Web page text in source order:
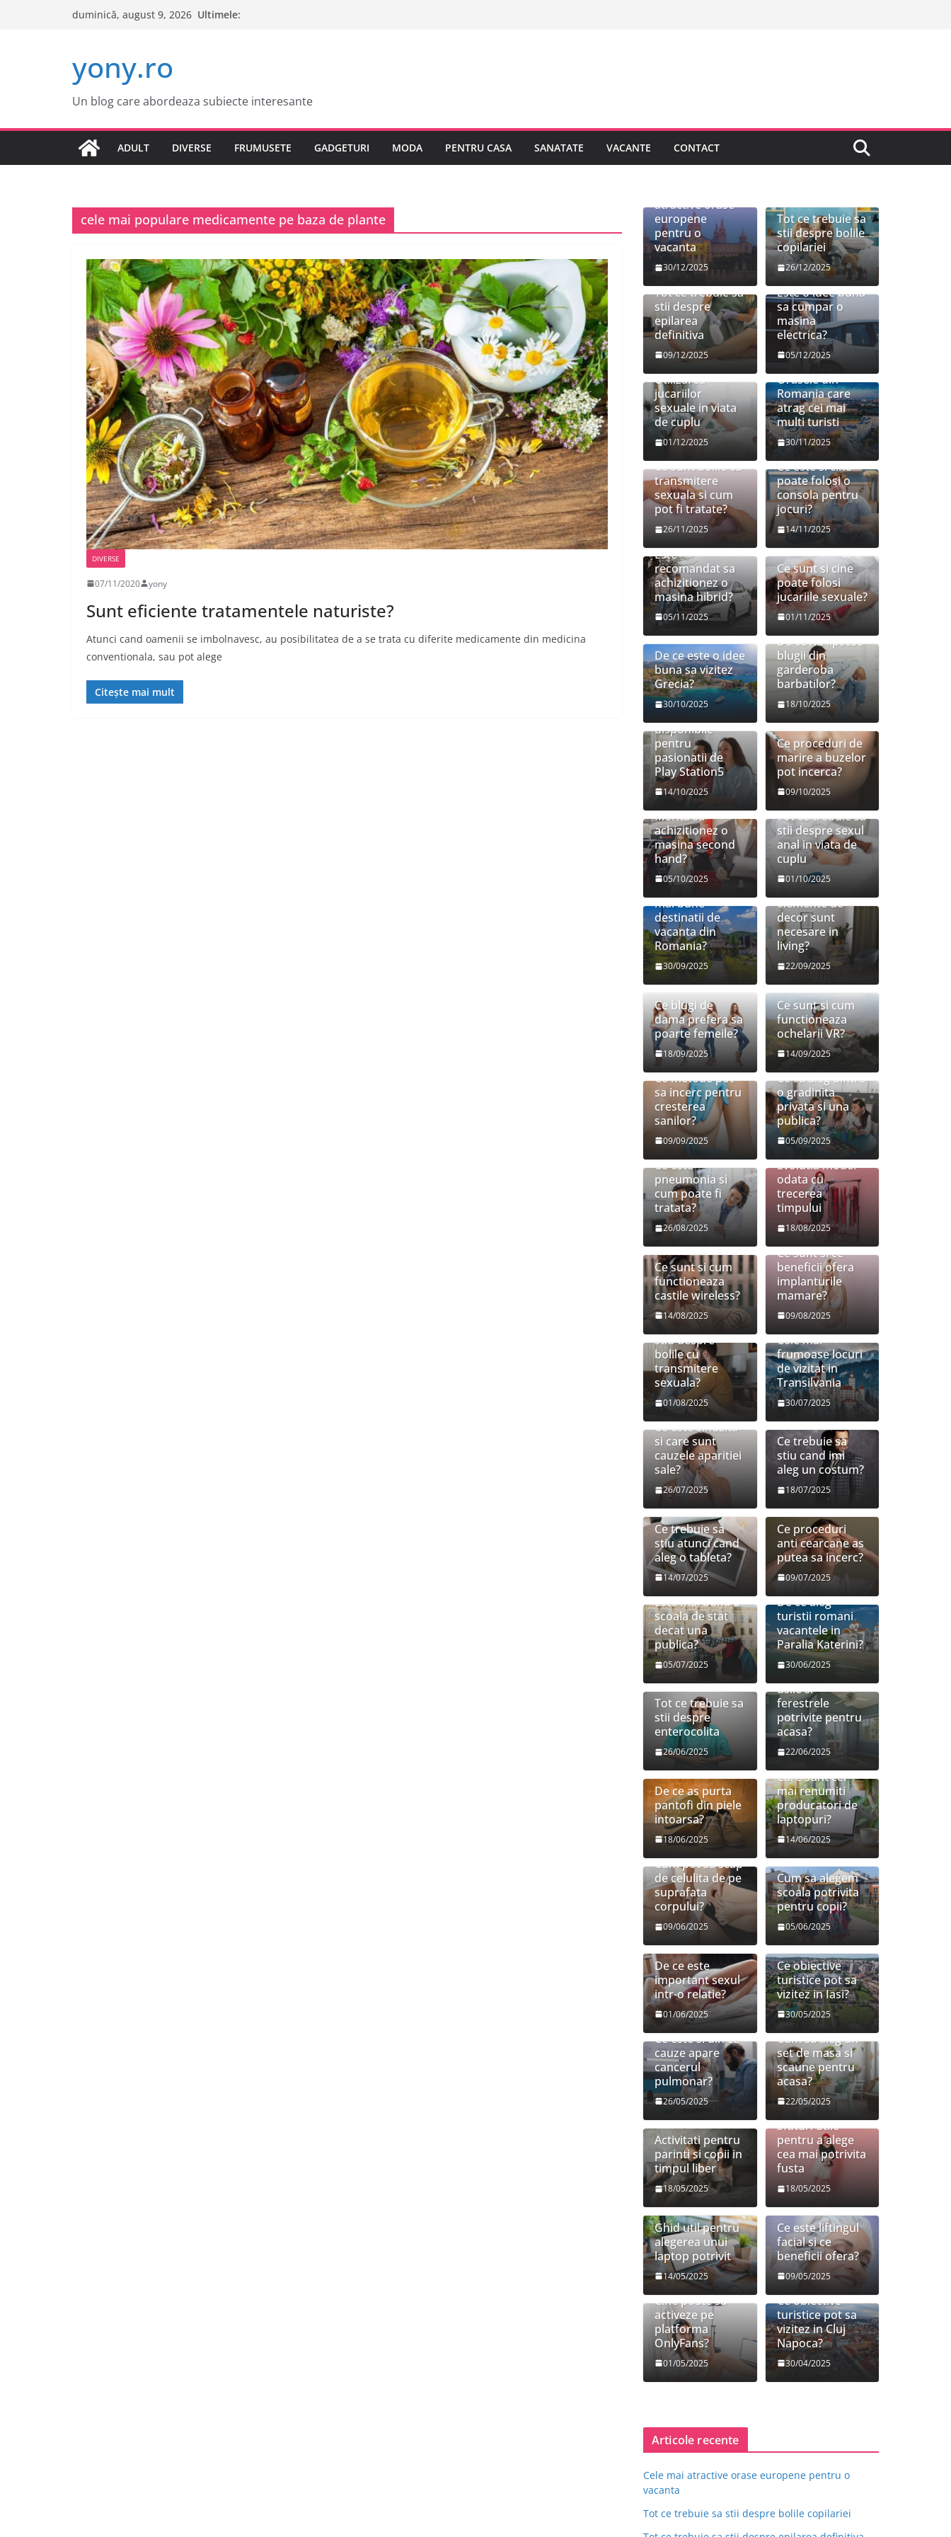
duminică, august 9, 2026 Ultimele:
yony.ro
Un blog care abordeaza subiecte interesante
ADULT DIVERSE FRUMUSETE GADGETURI MODA PENTRU CASA SANATATE VACANTE CONTACT
cele mai populare medicamente pe baza de plante
DIVERSE
07/11/2020 yony
Sunt eficiente tratamentele naturiste?
Atunci cand oamenii se imbolnavesc, au posibilitatea de a se trata cu diferite medicamente din medicina
conventionala, sau pot alege
Citește mai mult
atractive orase
europene
pentru o
vacanta
30/12/2025
Tot ce trebuie sa
stii despre bolile
copilariei
26/12/2025
Tot ce trebuie sa
stii despre
epilarea
definitiva
09/12/2025
Este o idee buna
sa cumpar o
masina
electrica?
05/12/2025
Utilizarea
jucariilor
sexuale in viata
de cuplu
01/12/2025
Orasele din
Romania care
atrag cei mai
multi turisti
30/11/2025
Ce sunt bolile cu
transmitere
sexuala si cum
pot fi tratate?
26/11/2025
Ce este si cine
poate folosi o
consola pentru
jocuri?
14/11/2025
Este
recomandat sa
achizitionez o
masina hibrid?
05/11/2025
Ce sunt si cine
poate folosi
jucariile sexuale?
01/11/2025
De ce este o idee
buna sa vizitez
Grecia?
30/10/2025
De ce nu lipsesc
blugii din
garderoba
barbatilor?
18/10/2025
disponibile
pentru
pasionatii de
Play Station5
14/10/2025
Ce proceduri de
marire a buzelor
pot incerca?
09/10/2025
Merita sa
achizitionez o
masina second
hand?
05/10/2025
Tot ce trebuie sa
stii despre sexul
anal in viata de
cuplu
01/10/2025
Care sunt cele
mai bune
destinatii de
vacanta din
Romania?
30/09/2025
elemente de
decor sunt
necesare in
living?
22/09/2025
Ce blugi de
dama prefera sa
poarte femeile?
18/09/2025
Ce sunt si cum
functioneaza
ochelarii VR?
14/09/2025
Ce metode pot
sa incerc pentru
cresterea
sanilor?
09/09/2025
Ce sa aleg dintre
o gradinita
privata si una
publica?
05/09/2025
Ce este
pneumonia si
cum poate fi
tratata?
26/08/2025
Evolutia modei
odata cu
trecerea
timpului
18/08/2025
Ce sunt si cum
functioneaza
castile wireless?
14/08/2025
Ce sunt si ce
beneficii ofera
implanturile
mamare?
09/08/2025
Ce trebuie sa
stiu despre
bolile cu
transmitere
sexuala?
01/08/2025
Cele mai
frumoase locuri
de vizitat in
Transilvania
30/07/2025
Ce este sinuzita
si care sunt
cauzele aparitiei
sale?
26/07/2025
Ce trebuie sa
stiu cand imi
aleg un costum?
18/07/2025
Ce trebuie sa
stiu atunci cand
aleg o tableta?
14/07/2025
Ce proceduri
anti cearcane as
putea sa incerc?
09/07/2025
Este mai buna o
scoala de stat
decat una
publica?
05/07/2025
De ce aleg
turistii romani
vacantele in
Paralia Katerini?
30/06/2025
Tot ce trebuie sa
stii despre
enterocolita
26/06/2025
usile si
ferestrele
potrivite pentru
acasa?
22/06/2025
De ce as purta
pantofi din piele
intoarsa?
18/06/2025
Care sunt cei
mai renumiti
producatori de
laptopuri?
14/06/2025
Cum pot sa scap
de celulita de pe
suprafata
corpului?
09/06/2025
Cum sa alegem
scoala potrivita
pentru copii?
05/06/2025
De ce este
important sexul
intr-o relatie?
01/06/2025
Ce obiective
turistice pot sa
vizitez in Iasi?
30/05/2025
Ce este si din ce
cauze apare
cancerul
pulmonar?
26/05/2025
Cum sa aleg un
set de masa si
scaune pentru
acasa?
22/05/2025
Activitati pentru
parinti si copii in
timpul liber
18/05/2025
Sfaturi utile
pentru a alege
cea mai potrivita
fusta
18/05/2025
Ghid util pentru
alegerea unui
laptop potrivit
14/05/2025
Ce este liftingul
facial si ce
beneficii ofera?
09/05/2025
Cine poate sa
activeze pe
platforma
OnlyFans?
01/05/2025
Ce obiective
turistice pot sa
vizitez in Cluj
Napoca?
30/04/2025
Articole recente
Cele mai atractive orase europene pentru o
vacanta
Tot ce trebuie sa stii despre bolile copilariei